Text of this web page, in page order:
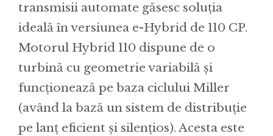
transmisii automate găsesc soluția
ideală în versiunea e-Hybrid de 110 CP.
Motorul Hybrid 110 dispune de o
turbină cu geometrie variabilă și
funcționează pe baza ciclului Miller
(având la bază un sistem de distribuție
pe lanț eficient și silențios). Acesta este